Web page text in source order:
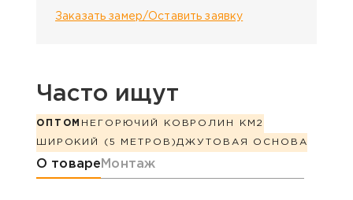
Заказать замер/Оставить заявку
Часто ищут
ОПТОМ НЕГОРЮЧИЙ КОВРОЛИН КМ2
ШИРОКИЙ (5 МЕТРОВ)ДЖУТОВАЯ ОСНОВА
Информация о товаре
О товаре Монтаж